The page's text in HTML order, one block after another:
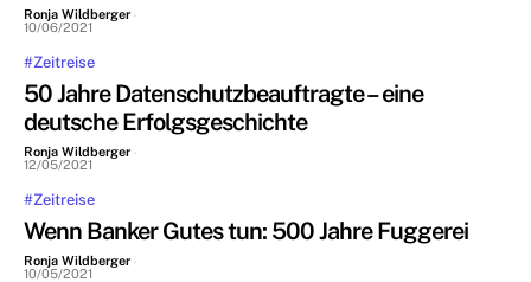
Ronja Wildberger -
10/06/2021
#Zeitreise
50 Jahre Datenschutzbeauftragte – eine
deutsche Erfolgsgeschichte
Ronja Wildberger -
12/05/2021
#Zeitreise
Wenn Banker Gutes tun: 500 Jahre Fuggerei
Ronja Wildberger -
10/05/2021